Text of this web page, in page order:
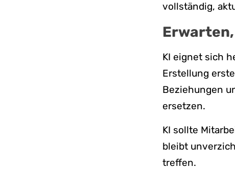
vollständig,
KI eignet sich
Erstellung
Beziehungen
ersetzen.
KI sollte
bleibt
treffen.